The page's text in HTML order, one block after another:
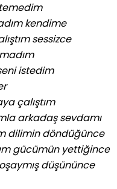
kendime
sessizce
istedim
çalıştım
arkadaş sevdamı
dilimin döndüğünce
gücümün yettiğince
düşününce